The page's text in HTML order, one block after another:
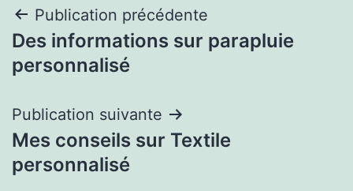
Navigation
de
Publication précédente
Des informations sur parapluie
personnalisé
Publication suivante
Mes conseils sur Textile
personnalisé